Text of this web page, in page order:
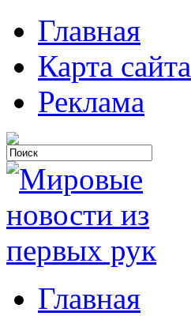
Главная
Карта сайта
Реклама
Главная